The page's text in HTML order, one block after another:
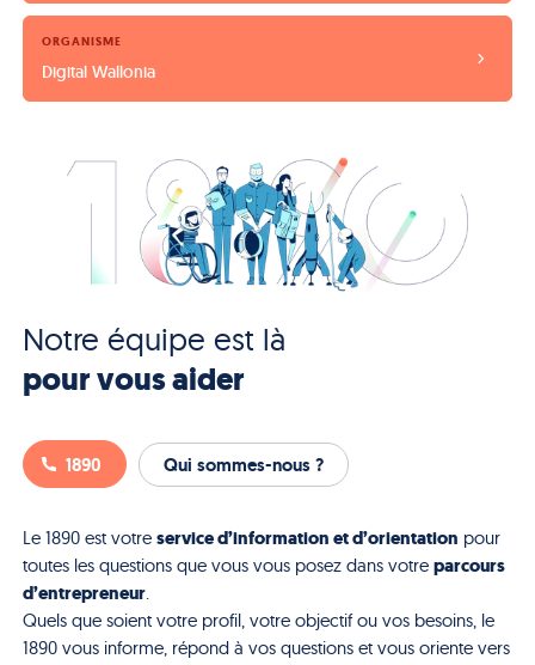
ORGANISME
Digital Wallonia
Notre équipe est là
pour vous aider
1890 Qui sommes-nous ?
Le 1890 est votre service d’information et d’orientation pour
toutes les questions que vous vous posez dans votre parcours
d’entrepreneur.
Quels que soient votre profil, votre objectif ou vos besoins, le
1890 vous informe, répond à vos questions et vous oriente vers